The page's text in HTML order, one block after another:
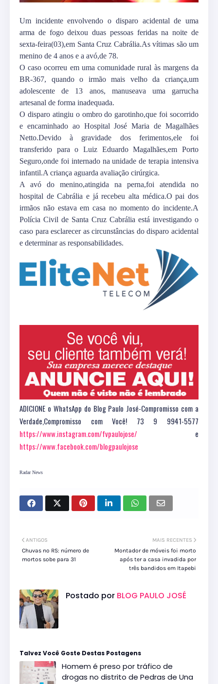
Um incidente envolvendo o disparo acidental de uma
arma de fogo deixou duas pessoas feridas na noite de
sexta-feira(03),em Santa Cruz Cabrália.As vítimas são um
menino de 4 anos e a avó,de 78.
O caso ocorreu em uma comunidade rural às margens da
BR-367, quando o irmão mais velho da criança,um
adolescente de 13 anos, manuseava uma garrucha
artesanal de forma inadequada.
O disparo atingiu o ombro do garotinho,que foi socorrido
e encaminhado ao Hospital José Maria de Magalhães
Netto.Devido à gravidade dos ferimentos,ele foi
transferido para o Luiz Eduardo Magalhães,em Porto
Seguro,onde foi internado na unidade de terapia intensiva
infantil.A criança aguarda avaliação cirúrgica.
A avó do menino,atingida na perna,foi atendida no
hospital de Cabrália e já recebeu alta médica.O pai dos
irmãos não estava em casa no momento do incidente.A
Polícia Civil de Santa Cruz Cabrália está investigando o
caso para esclarecer as circunstâncias do disparo acidental
e determinar as responsabilidades.
ADICIONE o WhatsApp do Blog Paulo José-Compromisso com a
Verdade,Compromisso com Você! 73 9 9941-5577
https://www.instagram.com/fvpaulojose/ e
https://www.facebook.com/blogpaulojose
Radar News
MAIS RECENTES
Montador de móveis foi morto
após ter a casa invadida por
três bandidos em Itapebi
ANTIGOS
Chuvas no RS: número de
mortos sobe para 31
Postado por BLOG PAULO JOSÉ
Talvez Você Goste Destas Postagens
Homem é preso por tráfico de
drogas no distrito de Pedras de Una